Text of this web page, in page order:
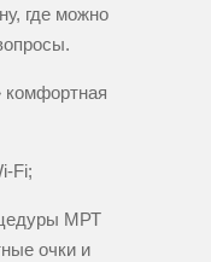
где можно
Fi;
МРТ
очки и